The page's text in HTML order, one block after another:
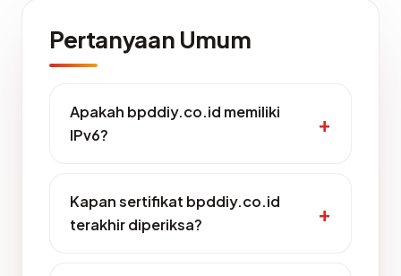
Pertanyaan Umum
Apakah bpddiy.co.id memiliki
IPv6?
Kapan sertifikat bpddiy.co.id
terakhir diperiksa?